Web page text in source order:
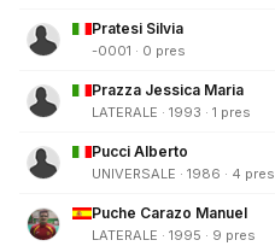
Pratesi Silvia
-0001 · 0 pres
Prazza Jessica Maria
LATERALE · 1993 · 1 pres
Pucci Alberto
UNIVERSALE · 1986 · 4 pres
Puche Carazo Manuel
LATERALE · 1995 · 9 pres